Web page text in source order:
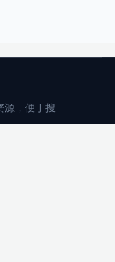
源，便于搜